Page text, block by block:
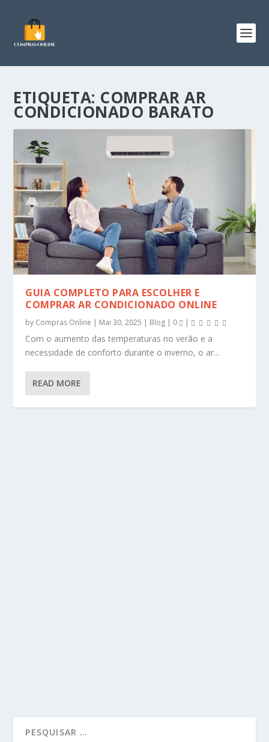
ETIQUETA: COMPRAR AR
CONDICIONADO BARATO
GUIA COMPLETO PARA ESCOLHER E
COMPRAR AR CONDICIONADO ONLINE
by Compras Online | Mai 30, 2025 | Blog | 0 |
Com o aumento das temperaturas no verão e a
necessidade de conforto durante o inverno, o ar...
READ MORE